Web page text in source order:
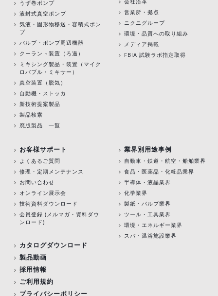
うず巻ポンプ
液封式真空ポンプ
気液・固形物移送・容積式ポン
プ
バルブ・ポンプ周辺機器
クーラント装置（ろ過）
ミキシング製品・装置（マイク
ロバブル・ミキサー）
真空装置（脱気）
自動機・ストッカ
新技術提案製品
製品検索
廃版製品 一覧
営業所・拠点
ニクニグループ
環境・品質への取り組み
メディア掲載
FBIA 試験ラボ指定取得
お客様サポート
よくあるご質問
修理・定期メンテナンス
お問い合わせ
オンライン展示会
技術資料ダウンロード
会員登録 (メルマガ・資料ダウ
ンロード)
カタログダウンロード
製品動画
採用情報
ご利用規約
プライバシーポリシー
業界別用途事例
自動車・鉄道・航空・船舶業界
食品・医薬品・化粧品業界
半導体・液晶業界
化学業界
製紙・パルプ業界
ツール・工具業界
環境・エネルギー業界
スパ・温浴施設業界